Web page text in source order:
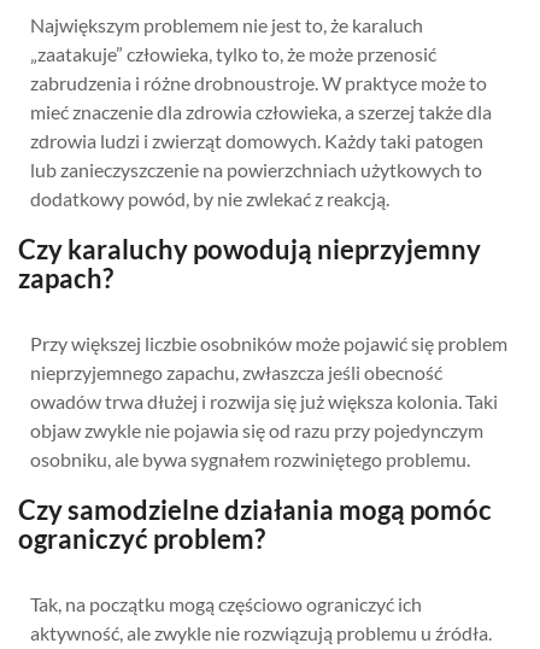
Największym problemem nie jest to, że karaluch
„zaatakuje” człowieka, tylko to, że może przenosić
zabrudzenia i różne drobnoustroje. W praktyce może to
mieć znaczenie dla zdrowia człowieka, a szerzej także dla
zdrowia ludzi i zwierząt domowych. Każdy taki patogen
lub zanieczyszczenie na powierzchniach użytkowych to
dodatkowy powód, by nie zwlekać z reakcją.
Czy karaluchy powodują nieprzyjemny
zapach?
Przy większej liczbie osobników może pojawić się problem
nieprzyjemnego zapachu, zwłaszcza jeśli obecność
owadów trwa dłużej i rozwija się już większa kolonia. Taki
objaw zwykle nie pojawia się od razu przy pojedynczym
osobniku, ale bywa sygnałem rozwiniętego problemu.
Czy samodzielne działania mogą pomóc
ograniczyć problem?
Tak, na początku mogą częściowo ograniczyć ich
aktywność, ale zwykle nie rozwiązują problemu u źródła.